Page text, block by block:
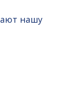
нашу